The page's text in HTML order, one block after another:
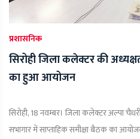
प्रशासनिक
सिरोही जिला कलेक्टर की
का हुआ आयोजन
सिरोही, 18 नवम्बर। जिला कलेक्टर अल्पा
सभागार में साप्ताहिक समीक्षा बैठक का